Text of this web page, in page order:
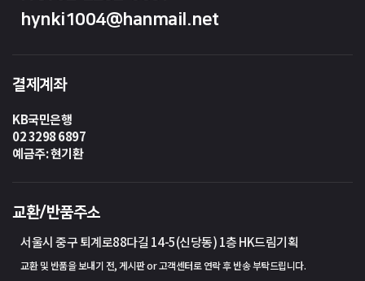
hynki1004@hanmail.net
결제계좌
KB국민은행
02 3298 6897
예금주: 현기환
교환/반품주소
서울시 중구 퇴계로88다길 14-5(신당동) 1층 HK드림기획
교환 및 반품을 보내기 전, 게시판 or 고객센터로 연락 후 반송 부탁드립니다.